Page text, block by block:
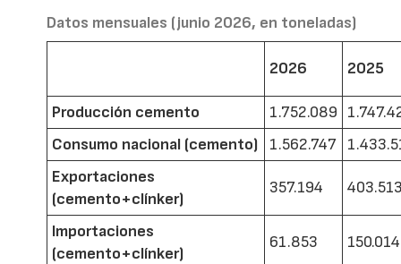
Datos mensuales (junio 2026, en toneladas)
2026 2025
Producción cemento 1.752.089
Consumo nacional (cemento)
1.562.747
Exportaciones
(cemento+clínker)
357.194
Importaciones
(cemento+clínker)
61.853 150.014